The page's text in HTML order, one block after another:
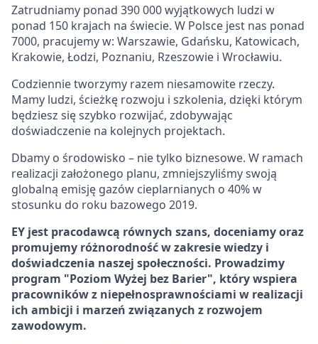
Zatrudniamy ponad 390 000 wyjątkowych ludzi w
ponad 150 krajach na świecie. W Polsce jest nas ponad
7000, pracujemy w: Warszawie, Gdańsku, Katowicach,
Krakowie, Łodzi, Poznaniu, Rzeszowie i Wrocławiu.
Codziennie tworzymy razem niesamowite rzeczy.
Mamy ludzi, ścieżkę rozwoju i szkolenia, dzięki którym
będziesz się szybko rozwijać, zdobywając
doświadczenie na kolejnych projektach.
Dbamy o środowisko – nie tylko biznesowe. W ramach
realizacji założonego planu, zmniejszyliśmy swoją
globalną emisję gazów cieplarnianych o 40% w
stosunku do roku bazowego 2019.
EY jest pracodawcą równych szans, doceniamy oraz
promujemy różnorodność w zakresie wiedzy i
doświadczenia naszej społeczności. Prowadzimy
program "Poziom Wyżej bez Barier", który wspiera
pracowników z niepełnosprawnościami w realizacji
ich ambicji i marzeń związanych z rozwojem
zawodowym.